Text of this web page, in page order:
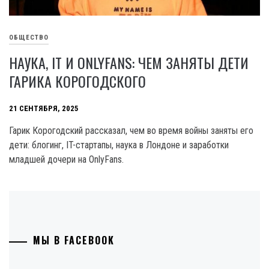
ОБЩЕСТВО
НАУКА, IT И ONLYFANS: ЧЕМ ЗАНЯТЫ ДЕТИ
ГАРИКА КОРОГОДСКОГО
21 СЕНТЯБРЯ, 2025
Гарик Корогодский рассказал, чем во время войны заняты его
дети: блогинг, IT-стартапы, наука в Лондоне и заработки
младшей дочери на OnlyFans.
МЫ В FACEBOOK